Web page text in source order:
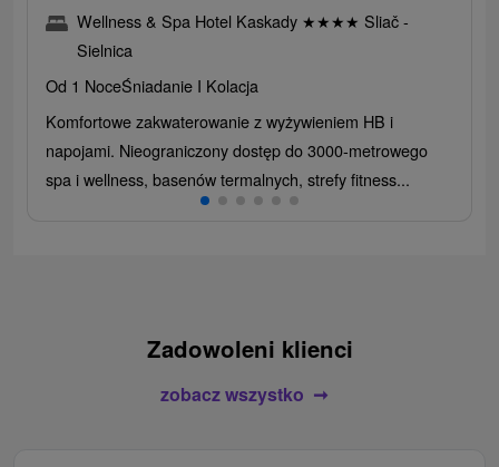
Wellness & Spa Hotel Kaskady ★★★★ Sliač -
Sielnica
Od 1 NoceŚniadanie I Kolacja
Komfortowe zakwaterowanie z wyżywieniem HB i
napojami. Nieograniczony dostęp do 3000-metrowego
spa i wellness, basenów termalnych, strefy fitness...
Zadowoleni klienci
zobacz wszystko